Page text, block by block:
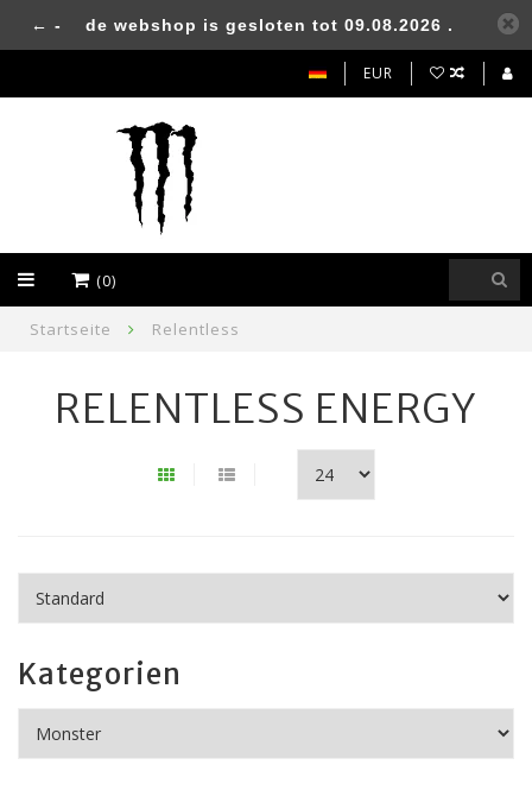
EUR
(0)
Startseite Relentless
RELENTLESS ENERGY
Kategorien
← - de webshop is gesloten tot 09.08.2026 .